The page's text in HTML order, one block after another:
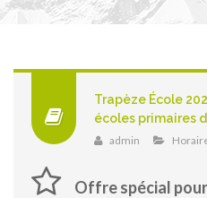
Trapèze École
écoles primaires
admin
Offre spécial